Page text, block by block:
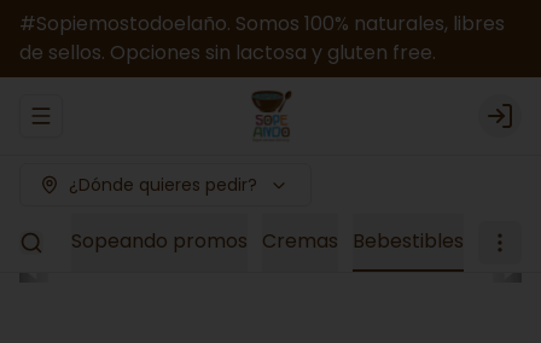
#Sopiemostodoelaño. Somos 100% naturales, libres
de sellos. Opciones sin lactosa y gluten free.
Abrir menu de navegación Login
¿Dónde quieres pedir?
Mes Sopeando promos Cremas Bebestibles